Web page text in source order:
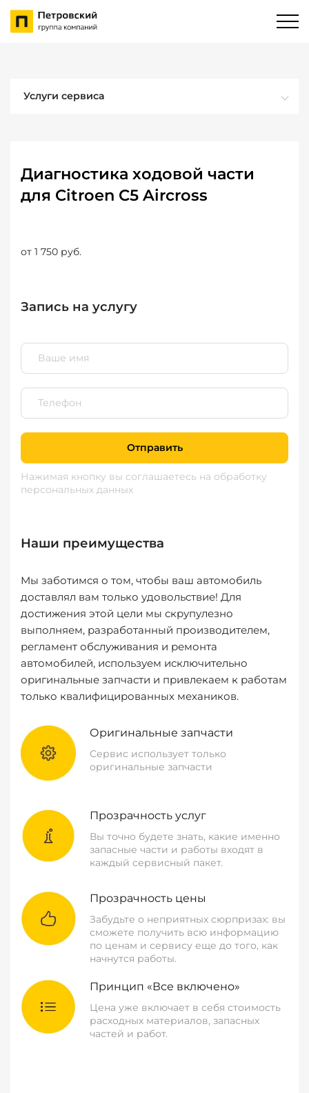
Услуги сервиса
Диагностика ходовой части
для Citroen C5 Aircross
от 1 750 руб.
Запись на услугу
Отправить
Нажимая кнопку вы соглашаетесь на обработку
персональных данных
Наши преимущества
Мы заботимся о том, чтобы ваш автомобиль
доставлял вам только удовольствие! Для
достижения этой цели мы скрупулезно
выполняем, разработанный производителем,
регламент обслуживания и ремонта
автомобилей, используем исключительно
оригинальные запчасти и привлекаем к работам
только квалифицированных механиков.
Оригинальные запчасти
Сервис использует только
оригинальные запчасти
Прозрачность услуг
Вы точно будете знать, какие именно
запасные части и работы входят в
каждый сервисный пакет.
Прозрачность цены
Забудьте о неприятных сюрпризах: вы
сможете получить всю информацию
по ценам и сервису еще до того, как
начнутся работы.
Принцип «Все включено»
Цена уже включает в себя стоимость
расходных материалов, запасных
частей и работ.